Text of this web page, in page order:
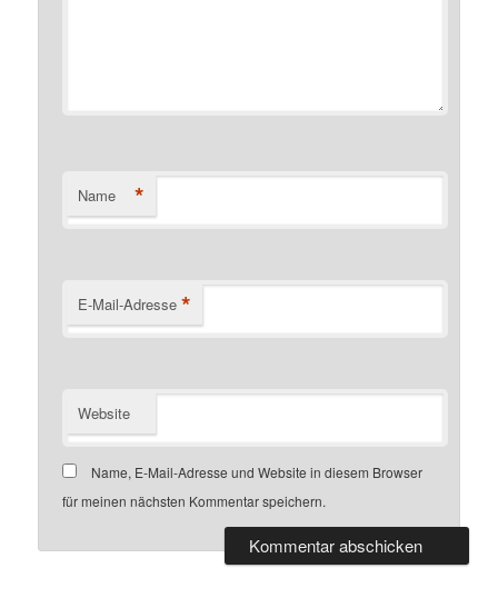
Name *
E-Mail-Adresse *
Website
Name, E-Mail-Adresse und Website in diesem Browser
für meinen nächsten Kommentar speichern.